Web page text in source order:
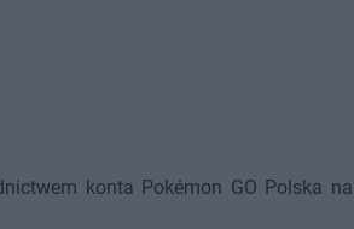
konta Pokémon GO Polska na